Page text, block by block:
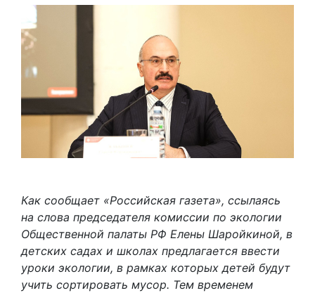
Как сообщает «Российская газета», ссылаясь
на слова председателя комиссии по экологии
Общественной палаты РФ Елены Шаройкиной, в
детских садах и школах предлагается ввести
уроки экологии, в рамках которых детей будут
учить сортировать мусор. Тем временем